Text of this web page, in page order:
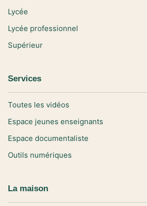
Lycée
Lycée professionnel
Supérieur
Services
Toutes les vidéos
Espace jeunes enseignants
Espace documentaliste
Outils numériques
La maison